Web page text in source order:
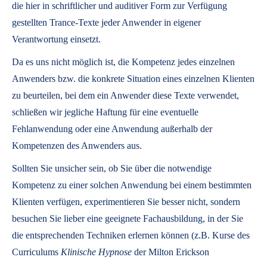
die hier in schriftlicher und auditiver Form zur Verfügung
gestellten Trance-Texte jeder Anwender in eigener
Verantwortung einsetzt.
Da es uns nicht möglich ist, die Kompetenz jedes einzelnen
Anwenders bzw. die konkrete Situation eines einzelnen Klienten
zu beurteilen, bei dem ein Anwender diese Texte verwendet,
schließen wir jegliche Haftung für eine eventuelle
Fehlanwendung oder eine Anwendung außerhalb der
Kompetenzen des Anwenders aus.
Sollten Sie unsicher sein, ob Sie über die notwendige
Kompetenz zu einer solchen Anwendung bei einem bestimmten
Klienten verfügen, experimentieren Sie besser nicht, sondern
besuchen Sie lieber eine geeignete Fachausbildung, in der Sie
die entsprechenden Techniken erlernen können (z.B. Kurse des
Curriculums Klinische Hypnose der Milton Erickson